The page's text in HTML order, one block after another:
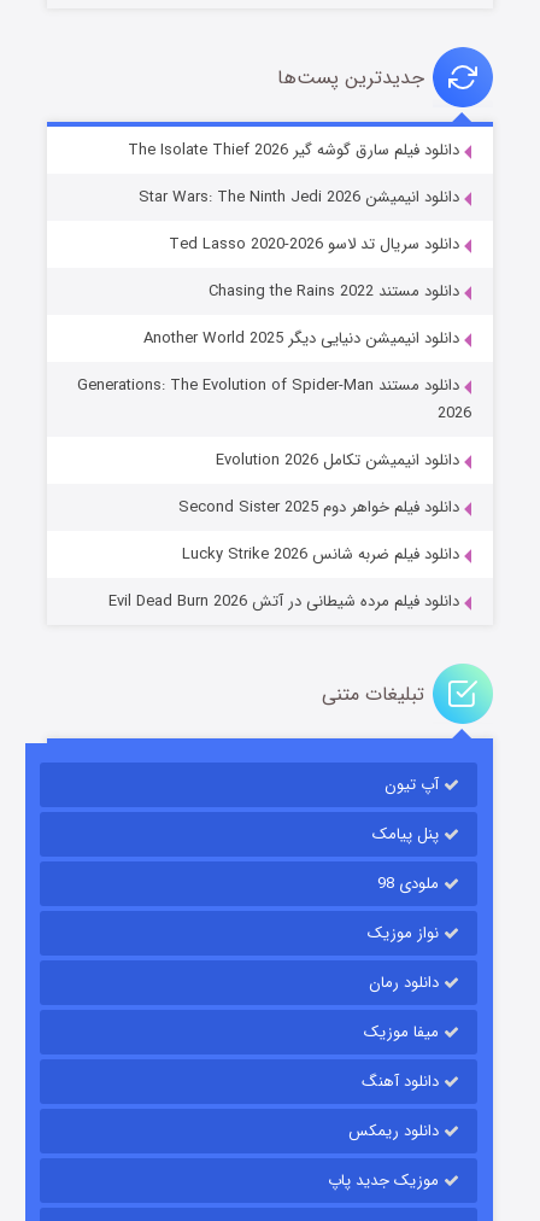
خاندان اژدها فصل ۳
جادوگری در مغولستان
باب اسفنجی فصل ۱۷
قسمت۶ (زیرنویس) منتشر شد
قسمت۱۵ (دوبله) منتشر شد
جدیدترین پست‌ها
دانلود فیلم سارق گوشه گیر The Isolate Thief 2026
دانلود انیمیشن Star Wars: The Ninth Jedi 2026
دانلود سریال تد لاسو Ted Lasso 2020-2026
دانلود مستند Chasing the Rains 2022
دانلود انیمیشن دنیایی دیگر Another World 2025
دانلود مستند Generations: The Evolution of Spider-Man
2026
دانلود انیمیشن تکامل Evolution 2026
دانلود فیلم خواهر دوم Second Sister 2025
دانلود فیلم ضربه شانس Lucky Strike 2026
دانلود فیلم مرده شیطانی در آتش Evil Dead Burn 2026
تبلیغات متنی
آپ تیون
پنل پیامک
ملودی 98
نواز موزیک
دانلود رمان
میفا موزیک
دانلود آهنگ
دانلود ریمکس
موزیک جدید پاپ